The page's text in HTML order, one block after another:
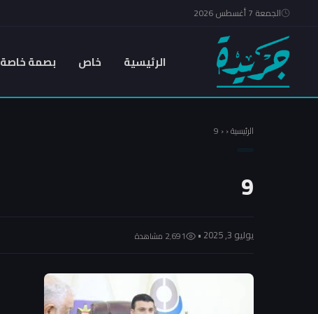
الجمعة 7 أغسطس 2026
الرئيسية خاص بصمة خاصة
الرئيسية‹
‹
9
9
يوليو 3, 2025 • 2٬691 مشاهدة